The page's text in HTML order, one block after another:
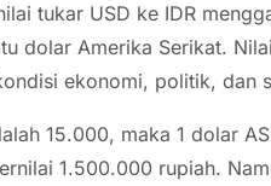
tukar USD ke IDR
dolar Amerika Serikat.
ekonomi, politik, dan
15.000, maka 1 dolar
1.500.000 rupiah.